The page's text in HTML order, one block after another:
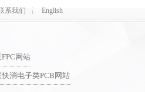
系我们 English
网站
快消电子类PCB网站